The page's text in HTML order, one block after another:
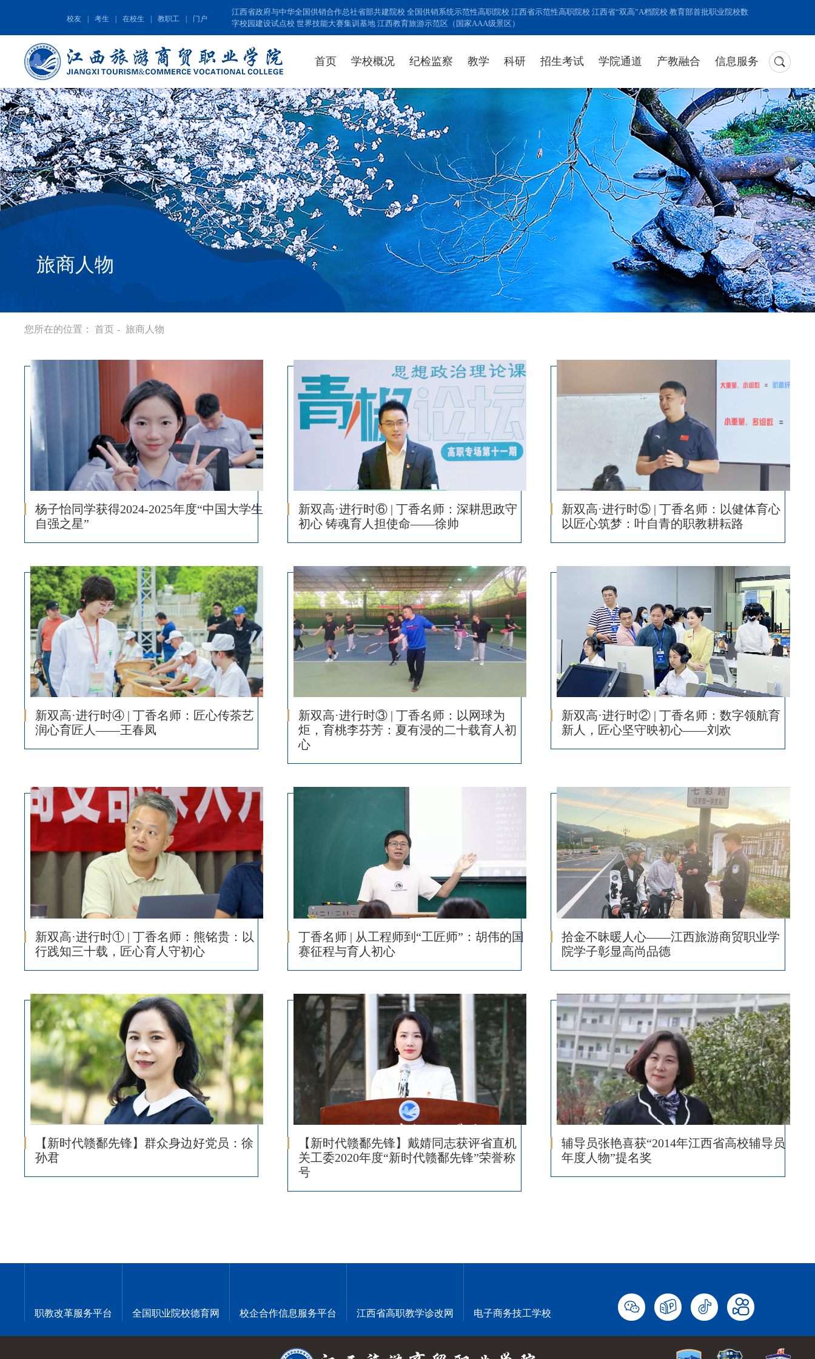
校友 考生 在校生 教职工 门户
江西省政府与中华全国供销合作总社省部共建院校 全国供销系统示范性高职院校 江西省示范性高职院校 江西省“双高”A档院校 教育部首批职业院校数
字校园建设试点校 世界技能大赛集训基地 江西教育旅游示范区（国家AAA级景区）
首页 学校概况 纪检监察 教学 科研 招生考试 学院通道 产教融合 信息服务
旅商人物
您所在的位置： 首页 - 旅商人物
杨子怡同学获得2024-2025年度“中国大学生
自强之星”
新双高·进行时⑥ | 丁香名师：深耕思政守
初心 铸魂育人担使命——徐帅
新双高·进行时⑤ | 丁香名师：以健体育心
以匠心筑梦：叶自青的职教耕耘路
新双高·进行时④ | 丁香名师：匠心传茶艺
润心育匠人——王春凤
新双高·进行时③ | 丁香名师：以网球为
炬，育桃李芬芳：夏有浸的二十载育人初
心
新双高·进行时② | 丁香名师：数字领航育
新人，匠心坚守映初心——刘欢
新双高·进行时① | 丁香名师：熊铭贵：以
行践知三十载，匠心育人守初心
丁香名师 | 从工程师到“工匠师”：胡伟的国
赛征程与育人初心
拾金不昧暖人心——江西旅游商贸职业学
院学子彰显高尚品德
【新时代赣鄱先锋】群众身边好党员：徐
孙君
【新时代赣鄱先锋】戴婧同志获评省直机
关工委2020年度“新时代赣鄱先锋”荣誉称
号
辅导员张艳喜获“2014年江西省高校辅导员
年度人物”提名奖
职教改革服务平台 全国职业院校德育网 校企合作信息服务平台 江西省高职教学诊改网 电子商务技工学校